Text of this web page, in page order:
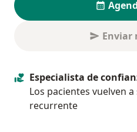
Enviar
Especialista de
Los pacientes vuelven
recurrente